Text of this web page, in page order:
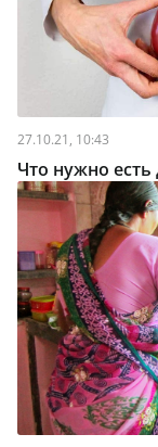
27.10.21, 10:43
Что нужно